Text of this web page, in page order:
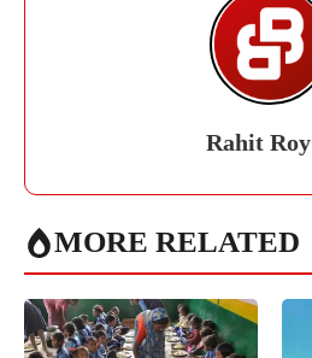
Rahit Roy
MORE RELATED